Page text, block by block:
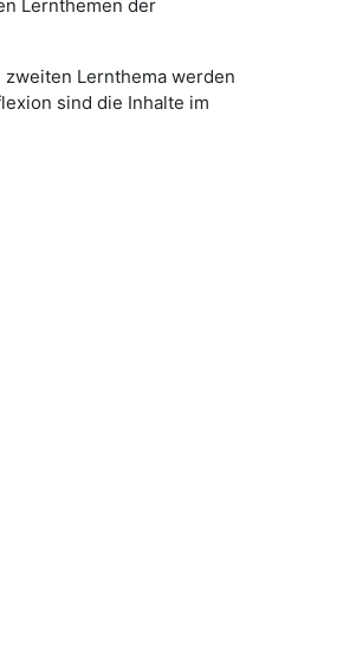
Lernthemen der
Lernthema werden
sind die Inhalte im